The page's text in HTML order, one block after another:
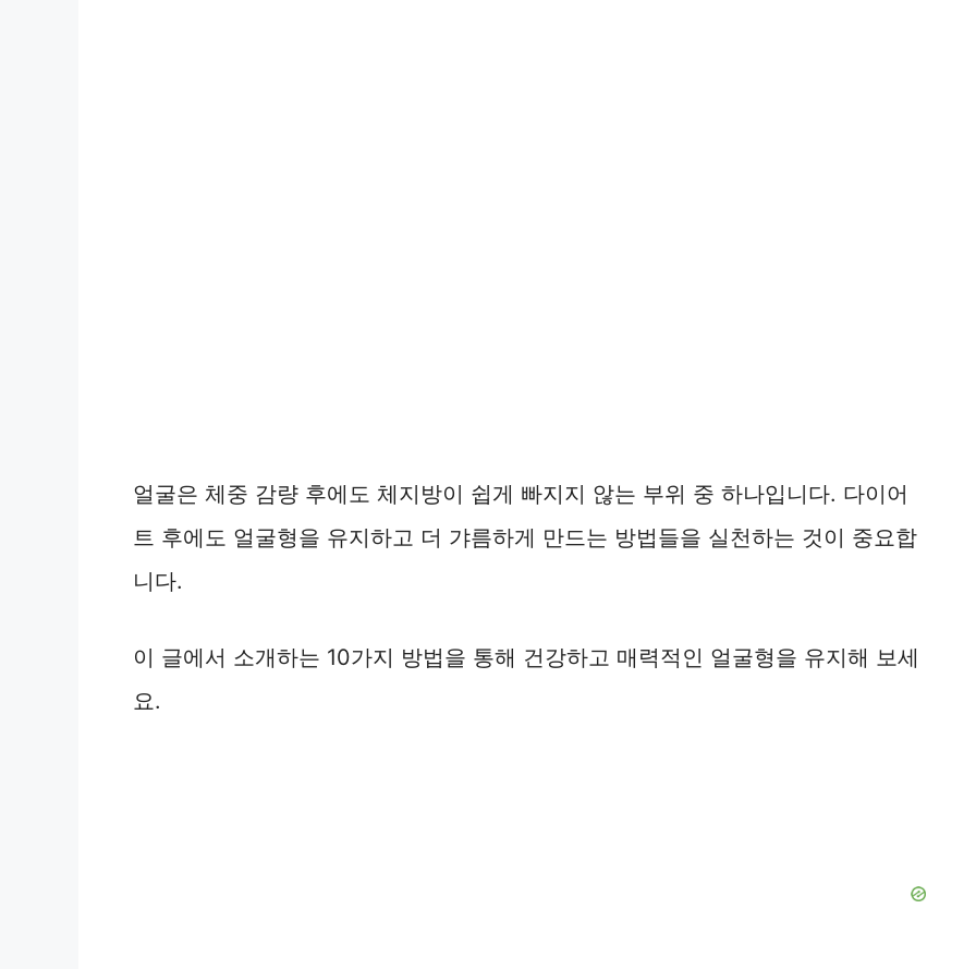
얼굴은 체중 감량 후에도 체지방이 쉽게 빠지지 않는 부위 중 하나입니다. 다이어
트 후에도 얼굴형을 유지하고 더 갸름하게 만드는 방법들을 실천하는 것이 중요합
니다.
이 글에서 소개하는 10가지 방법을 통해 건강하고 매력적인 얼굴형을 유지해 보세
요.